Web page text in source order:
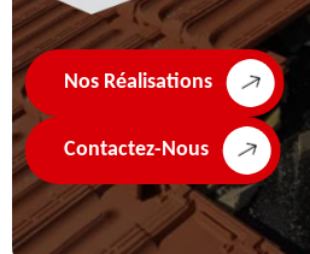
Nos Réalisations
Contactez-Nous